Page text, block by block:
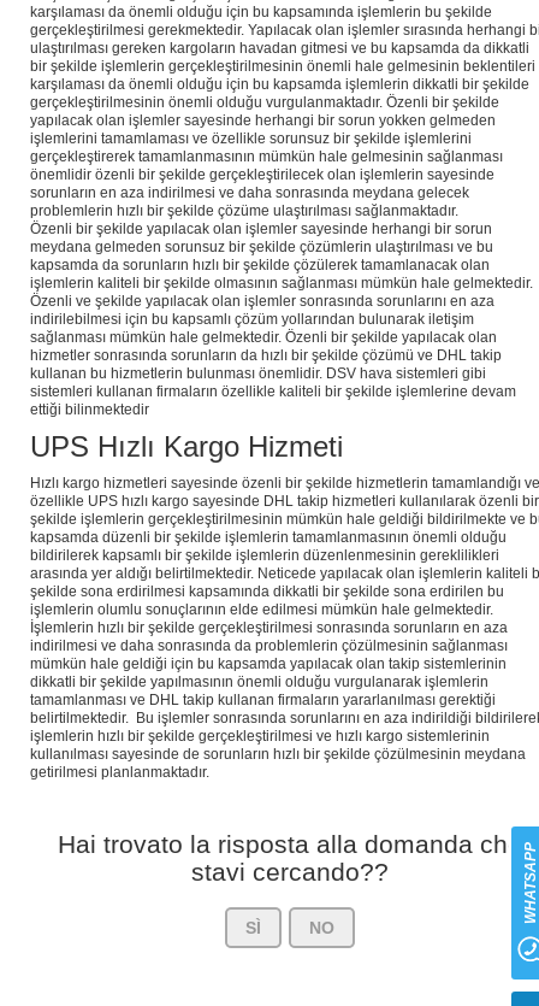
karşılaması da önemli olduğu için bu kapsamında işlemlerin bu şekilde
gerçekleştirilmesi gerekmektedir. Yapılacak olan işlemler sırasında herhangi
ulaştırılması gereken kargoların havadan gitmesi ve bu kapsamda da dikkatli
bir şekilde işlemlerin gerçekleştirilmesinin önemli hale gelmesinin beklentileri
karşılaması da önemli olduğu için bu kapsamda işlemlerin dikkatli bir şekilde
gerçekleştirilmesinin önemli olduğu vurgulanmaktadır. Özenli bir şekilde
yapılacak olan işlemler sayesinde herhangi bir sorun yokken gelmeden
işlemlerini tamamlaması ve özellikle sorunsuz bir şekilde işlemlerini
gerçekleştirerek tamamlanmasının mümkün hale gelmesinin sağlanması
önemlidir özenli bir şekilde gerçekleştirilecek olan işlemlerin sayesinde
sorunların en aza indirilmesi ve daha sonrasında meydana gelecek
problemlerin hızlı bir şekilde çözüme ulaştırılması sağlanmaktadır.
Özenli bir şekilde yapılacak olan işlemler sayesinde herhangi bir sorun
meydana gelmeden sorunsuz bir şekilde çözümlerin ulaştırılması ve bu
kapsamda da sorunların hızlı bir şekilde çözülerek tamamlanacak olan
işlemlerin kaliteli bir şekilde olmasının sağlanması mümkün hale gelmektedir.
Özenli ve şekilde yapılacak olan işlemler sonrasında sorunlarını en aza
indirilebilmesi için bu kapsamlı çözüm yollarından bulunarak iletişim
sağlanması mümkün hale gelmektedir. Özenli bir şekilde yapılacak olan
hizmetler sonrasında sorunların da hızlı bir şekilde çözümü ve DHL takip
kullanan bu hizmetlerin bulunması önemlidir. DSV hava sistemleri gibi
sistemleri kullanan firmaların özellikle kaliteli bir şekilde işlemlerine devam
ettiği bilinmektedir
UPS Hızlı Kargo Hizmeti
Hızlı kargo hizmetleri sayesinde özenli bir şekilde hizmetlerin tamamlandığı ve
özellikle UPS hızlı kargo sayesinde DHL takip hizmetleri kullanılarak özenli bir
şekilde işlemlerin gerçekleştirilmesinin mümkün hale geldiği bildirilmekte ve
kapsamda düzenli bir şekilde işlemlerin tamamlanmasının önemli olduğu
bildirilerek kapsamlı bir şekilde işlemlerin düzenlenmesinin gereklilikleri
arasında yer aldığı belirtilmektedir. Neticede yapılacak olan işlemlerin kaliteli
şekilde sona erdirilmesi kapsamında dikkatli bir şekilde sona erdirilen bu
işlemlerin olumlu sonuçlarının elde edilmesi mümkün hale gelmektedir.
İşlemlerin hızlı bir şekilde gerçekleştirilmesi sonrasında sorunların en aza
indirilmesi ve daha sonrasında da problemlerin çözülmesinin sağlanması
mümkün hale geldiği için bu kapsamda yapılacak olan takip sistemlerinin
dikkatli bir şekilde yapılmasının önemli olduğu vurgulanarak işlemlerin
tamamlanması ve DHL takip kullanan firmaların yararlanılması gerektiği
belirtilmektedir. Bu işlemler sonrasında sorunlarını en aza indirildiği
işlemlerin hızlı bir şekilde gerçekleştirilmesi ve hızlı kargo sistemlerinin
kullanılması sayesinde de sorunların hızlı bir şekilde çözülmesinin meydana
getirilmesi planlanmaktadır.
Hai trovato la risposta alla domanda che
stavi cercando??
SÌ NO
WHATSAPP